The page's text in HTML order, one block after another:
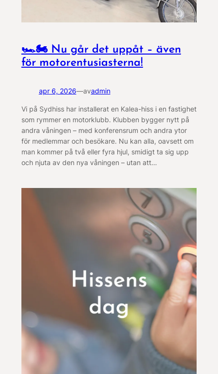
🏎️🏍️ Nu går det uppåt – även
för motorentusiasterna!
apr 6, 2026—avadmin
Vi på Sydhiss har installerat en Kalea-hiss i en fastighet
som rymmer en motorklubb. Klubben bygger nytt på
andra våningen – med konferensrum och andra ytor
för medlemmar och besökare. Nu kan alla, oavsett om
man kommer på två eller fyra hjul, smidigt ta sig upp
och njuta av den nya våningen – utan att…